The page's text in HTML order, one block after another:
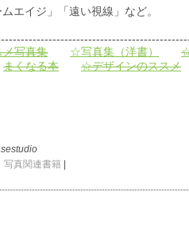
エイジ」「遠い視線」など。
写真集
☆写真集（洋書）
まくなる本
☆デザインのススメ
写真関連書籍